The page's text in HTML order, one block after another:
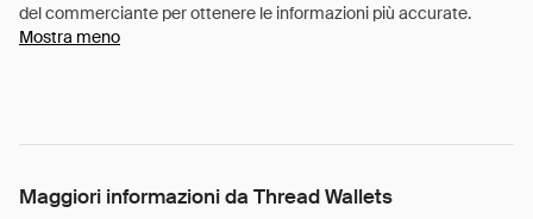
Mostra meno
Maggiori informazioni da Thread Wallets